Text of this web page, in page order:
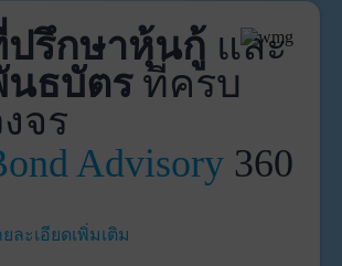
รึกษาหุ้นกู้ และ
ธบัตรที่ครบ
จร
Advisory360
ยละเอียดเพิ่มเติม